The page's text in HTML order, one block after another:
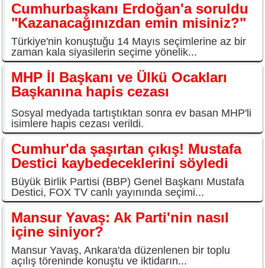
Cumhurbaşkanı Erdoğan'a soruldu
"Kazanacağınızdan emin misiniz?"
Türkiye'nin konuştuğu 14 Mayıs seçimlerine az bir
zaman kala siyasilerin seçime yönelik...
MHP İl Başkanı ve Ülkü Ocakları
Başkanına hapis cezası
Sosyal medyada tartıştıktan sonra ev basan MHP'li
isimlere hapis cezası verildi.
Cumhur'da şaşırtan çıkış! Mustafa
Destici kaybedeceklerini söyledi
Büyük Birlik Partisi (BBP) Genel Başkanı Mustafa
Destici, FOX TV canlı yayınında seçimi...
Mansur Yavaş: Ak Parti'nin nasıl
içine siniyor?
Mansur Yavaş, Ankara'da düzenlenen bir toplu
açılış töreninde konuştu ve iktidarın...